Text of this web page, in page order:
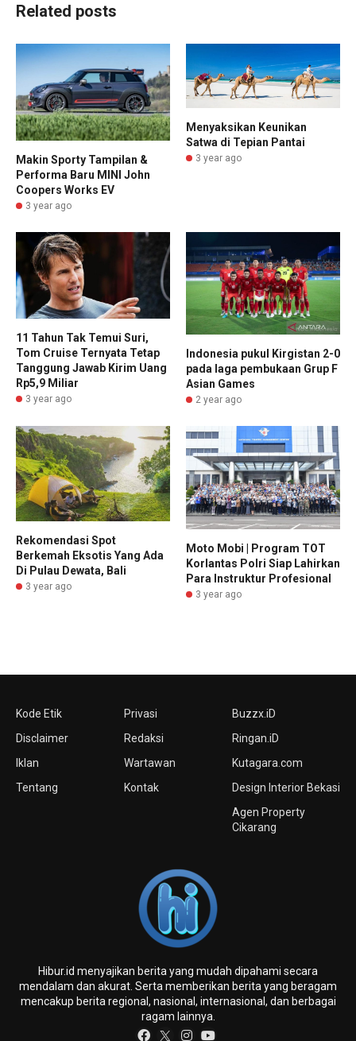
Related posts
Makin Sporty Tampilan &
Performa Baru MINI John
Coopers Works EV
3 year ago
Menyaksikan Keunikan
Satwa di Tepian Pantai
3 year ago
11 Tahun Tak Temui Suri,
Tom Cruise Ternyata Tetap
Tanggung Jawab Kirim Uang
Rp5,9 Miliar
3 year ago
Indonesia pukul Kirgistan 2-0
pada laga pembukaan Grup F
Asian Games
2 year ago
Rekomendasi Spot
Berkemah Eksotis Yang Ada
Di Pulau Dewata, Bali
3 year ago
Moto Mobi | Program TOT
Korlantas Polri Siap Lahirkan
Para Instruktur Profesional
3 year ago
Kode Etik
Disclaimer
Iklan
Tentang
Privasi
Redaksi
Wartawan
Kontak
Buzzx.iD
Ringan.iD
Kutagara.com
Design Interior Bekasi
Agen Property
Cikarang
Hibur.id menyajikan berita yang mudah dipahami secara
mendalam dan akurat. Serta memberikan berita yang beragam
mencakup berita regional, nasional, internasional, dan berbagai
ragam lainnya.